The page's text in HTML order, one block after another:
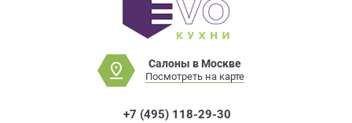
Салоны в Москве
Посмотреть на карте
+7 (495) 118-29-30